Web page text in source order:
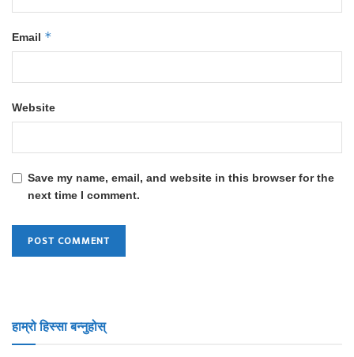
Email *
Website
Save my name, email, and website in this browser for the
next time I comment.
हाम्रो हिस्सा बन्नुहोस्